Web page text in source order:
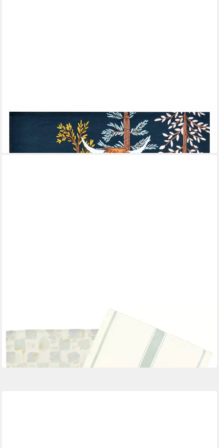
ULSTER WEAVERS
Geschirrtuch Connie the Cow
in 4-5 Werktagen bei dir
17,95 €
-25%
in 4-5 Werktagen bei dir